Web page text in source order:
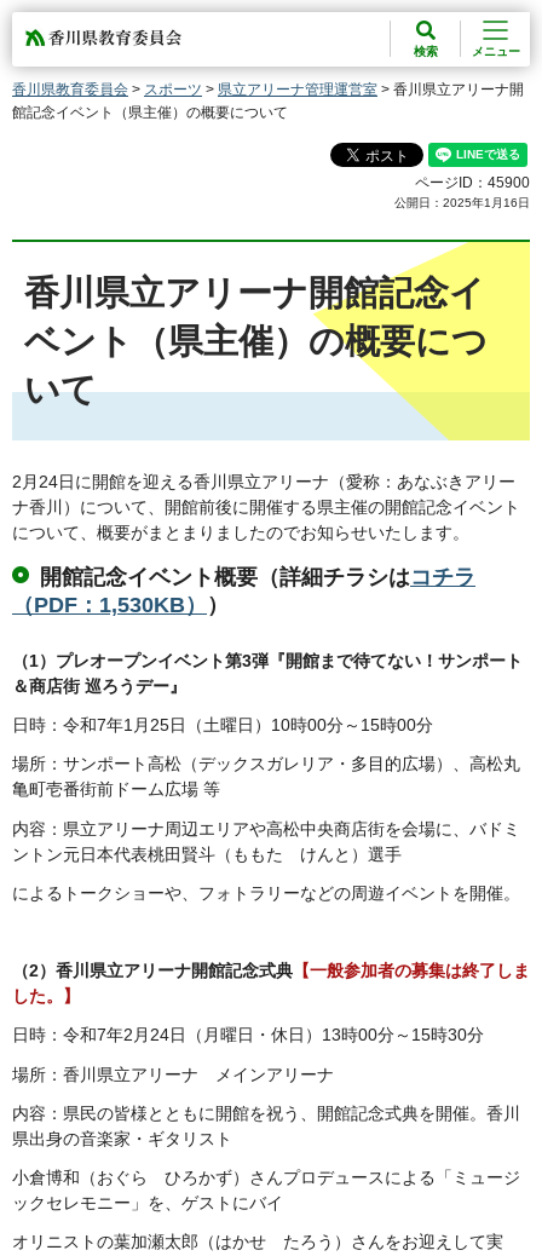
香川県教育委員会
検索 メニュー
香川県教育委員会 > スポーツ > 県立アリーナ管理運営室 > 香川県立アリーナ開
館記念イベント（県主催）の概要について
ページID：45900
公開日：2025年1月16日
香川県立アリーナ開館記念イ
ベント（県主催）の概要につ
いて
2月24日に開館を迎える香川県立アリーナ（愛称：あなぶきアリー
ナ香川）について、開館前後に開催する県主催の開館記念イベント
について、概要がまとまりましたのでお知らせいたします。
開館記念イベント概要（詳細チラシはコチラ
（PDF：1,530KB） ）
（1）プレオープンイベント第3弾『開館まで待てない！サンポート
＆商店街 巡ろうデー』
日時：令和7年1月25日（土曜日）10時00分～15時00分
場所：サンポート高松（デックスガレリア・多目的広場）、高松丸
亀町壱番街前ドーム広場 等
内容：県立アリーナ周辺エリアや高松中央商店街を会場に、バドミ
ントン元日本代表桃田賢斗（ももた けんと）選手
によるトークショーや、フォトラリーなどの周遊イベントを開催。
（2）香川県立アリーナ開館記念式典 【一般参加者の募集は終了しま
した。】
日時：令和7年2月24日（月曜日・休日）13時00分～15時30分
場所：香川県立アリーナ メインアリーナ
内容：県民の皆様とともに開館を祝う、開館記念式典を開催。香川
県出身の音楽家・ギタリスト
小倉博和（おぐら ひろかず）さんプロデュースによる「ミュージ
ックセレモニー」を、ゲストにバイ
オリニストの葉加瀬太郎（はかせ たろう）さんをお迎えして実